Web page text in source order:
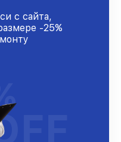
с сайта,
-25%